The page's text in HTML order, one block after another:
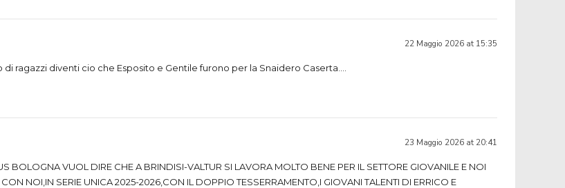
22 Maggio 2026 at 15:35
ragazzi diventi cio che Esposito e Gentile furono per la Snaidero Caserta….
23 Maggio 2026 at 20:41
BOLOGNA VUOL DIRE CHE A BRINDISI-VALTUR SI LAVORA MOLTO BENE PER IL SETTORE GIOVANILE E NOI
NOI,IN SERIE UNICA 2025-2026,CON IL DOPPIO TESSERRAMENTO,I GIOVANI TALENTI DI ERRICO E